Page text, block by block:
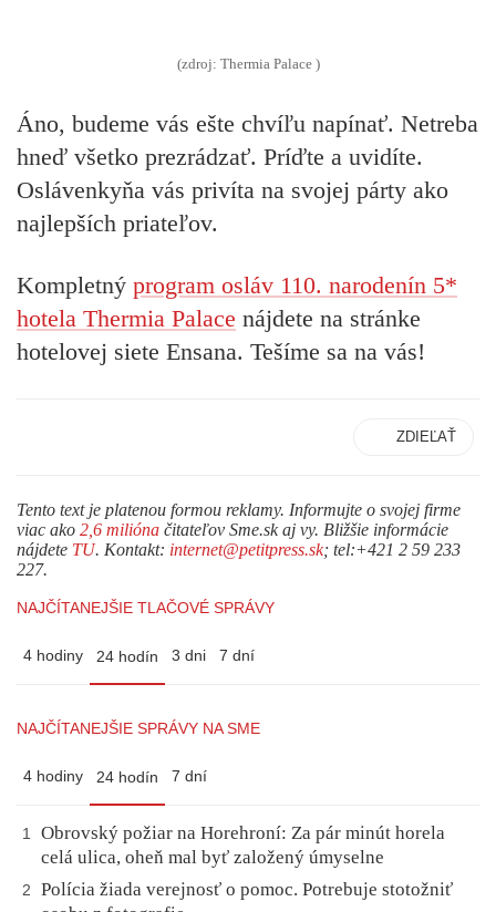
(zdroj: Thermia Palace )
Áno, budeme vás ešte chvíľu napínať. Netreba
hneď všetko prezrádzať. Príďte a uvidíte.
Oslávenkyňa vás privíta na svojej párty ako
najlepších priateľov.
Kompletný program osláv 110. narodenín 5*
hotela Thermia Palace nájdete na stránke
hotelovej siete Ensana. Tešíme sa na vás!
ZDIEĽAŤ
Tento text je platenou formou reklamy. Informujte o svojej firme
viac ako 2,6 milióna čitateľov Sme.sk aj vy. Bližšie informácie
nájdete TU. Kontakt: internet@petitpress.sk; tel:+421 2 59 233
227.
NAJČÍTANEJŠIE TLAČOVÉ SPRÁVY
4 hodiny 24 hodín 3 dni 7 dní
NAJČÍTANEJŠIE SPRÁVY NA SME
4 hodiny 24 hodín 7 dní
1
Obrovský požiar na Horehroní: Za pár minút horela
celá ulica, oheň mal byť založený úmyselne
2
Polícia žiada verejnosť o pomoc. Potrebuje stotožniť